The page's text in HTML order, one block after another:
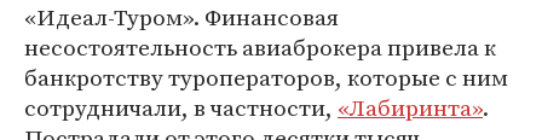
«Идеал-Туром». Финансовая
несостоятельность авиаброкера привела к
банкротству туроператоров, которые с ним
сотрудничали, в частности, «Лабиринта».